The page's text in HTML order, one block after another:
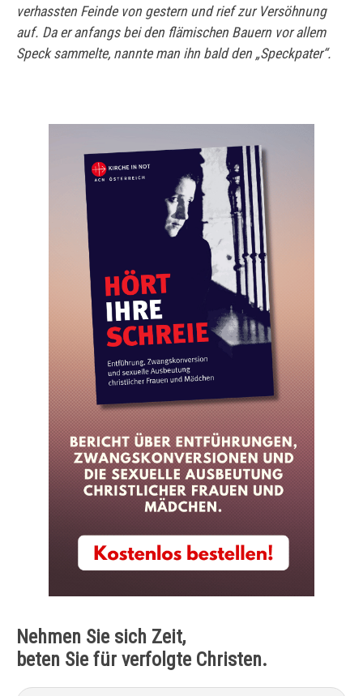
verhassten Feinde von gestern und rief zur Versöhnung
auf. Da er anfangs bei den flämischen Bauern vor allem
Speck sammelte, nannte man ihn bald den „Speckpater“.
Nehmen Sie sich Zeit,
beten Sie für verfolgte Christen.